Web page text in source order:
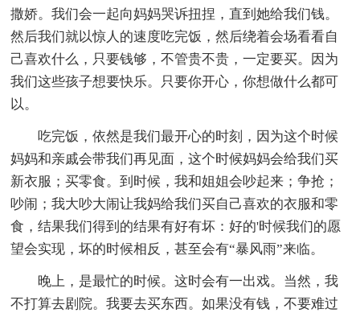
撒娇。我们会一起向妈妈哭诉扭捏，直到她给我们钱。
然后我们就以惊人的速度吃完饭，然后绕着会场看看自
己喜欢什么，只要钱够，不管贵不贵，一定要买。因为
我们这些孩子想要快乐。只要你开心，你想做什么都可
以。
吃完饭，依然是我们最开心的时刻，因为这个时候
妈妈和亲戚会带我们再见面，这个时候妈妈会给我们买
新衣服；买零食。到时候，我和姐姐会吵起来；争抢；
吵闹；我大吵大闹让我妈给我们买自己喜欢的衣服和零
食，结果我们得到的结果有好有坏：好的'时候我们的愿
望会实现，坏的时候相反，甚至会有“暴风雨”来临。
晚上，是最忙的时候。这时会有一出戏。当然，我
不打算去剧院。我要去买东西。如果没有钱，不要难过